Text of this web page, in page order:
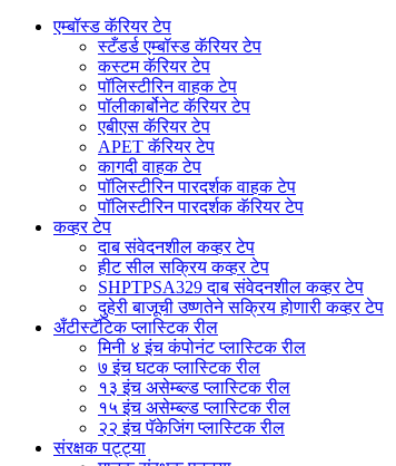
एम्बॉस्ड कॅरियर टेप
स्टँडर्ड एम्बॉस्ड कॅरियर टेप
कस्टम कॅरियर टेप
पॉलिस्टीरिन वाहक टेप
पॉलीकार्बोनेट कॅरियर टेप
एबीएस कॅरियर टेप
APET कॅरियर टेप
कागदी वाहक टेप
पॉलिस्टीरिन पारदर्शक वाहक टेप
पॉलिस्टीरिन पारदर्शक कॅरियर टेप
कव्हर टेप
दाब संवेदनशील कव्हर टेप
हीट सील सक्रिय कव्हर टेप
SHPTPSA329 दाब संवेदनशील कव्हर टेप
दुहेरी बाजूची उष्णतेने सक्रिय होणारी कव्हर टेप
अँटीस्टॅटिक प्लास्टिक रील
मिनी ४ इंच कंपोनंट प्लास्टिक रील
७ इंच घटक प्लास्टिक रील
१३ इंच असेम्ब्ल्ड प्लास्टिक रील
१५ इंच असेम्ब्ल्ड प्लास्टिक रील
२२ इंच पॅकेजिंग प्लास्टिक रील
संरक्षक पट्ट्या